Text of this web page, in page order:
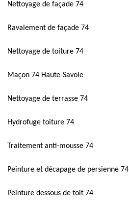
Nettoyage de façade 74
Ravalement de façade 74
Nettoyage de toiture 74
Maçon 74 Haute-Savoie
Nettoyage de terrasse 74
Hydrofuge toiture 74
Traitement anti-mousse 74
Peinture et décapage de persienne 74
Peinture dessous de toit 74